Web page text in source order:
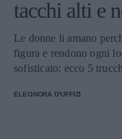
tacchi alti e
Le donne li amano
figura e rendono ogni
sofisticato: ecco 5
ELEONORA D'UFFIZI